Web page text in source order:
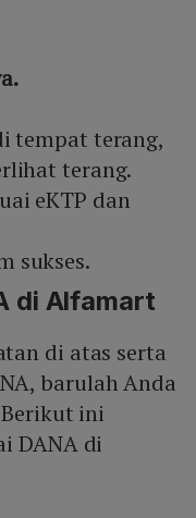
tempat terang,
terang.
eKTP dan
sukses.
di Alfamart
di atas serta
barulah Anda
ini
DANA di